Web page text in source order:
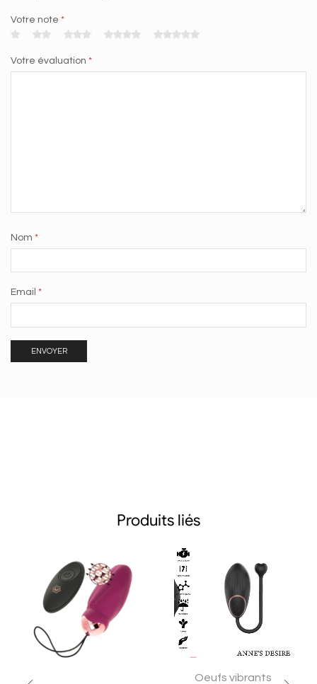
Votre note *
Votre évaluation *
Nom *
Email *
Produits liés
Oeufs vibrants